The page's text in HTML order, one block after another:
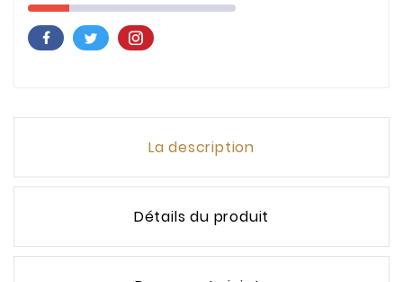
La description
Détails du produit